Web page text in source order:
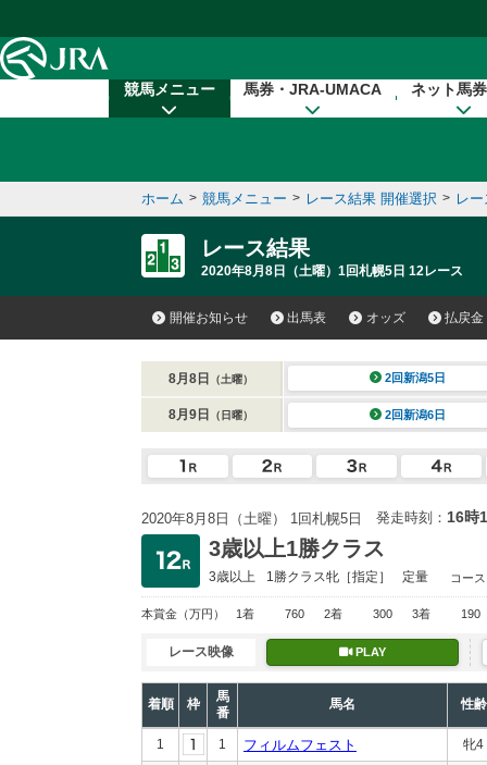
競馬メニュー 馬券・JRA-UMACA ネット馬
ホーム > 競馬メニュー > レース結果 開催選択 > レ
レース結果
2020年8月8日（土曜）1回札幌5日 12レース
開催お知らせ 出馬表 オッズ 払戻金
8月8日 （土曜） 2回新潟5日
8月9日 （日曜） 2回新潟6日
2020年8月8日（土曜） 1回札幌5日 発走時刻： 16時
3歳以上1勝クラス
3歳以上 1勝クラス牝［指定］ 定量 コー
本賞金 （万円） 1着 760 2着 300 3着 190
レース映像 PLAY
着順 枠
馬
番
馬名 性齢
1 1 フィルムフェスト 牝4